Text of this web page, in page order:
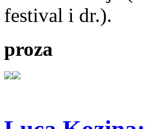
festival i dr.).
proza